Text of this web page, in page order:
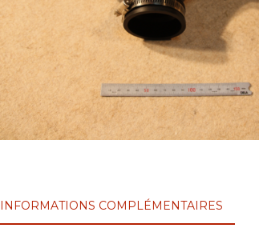
INFORMATIONS COMPLÉMENTAIRES